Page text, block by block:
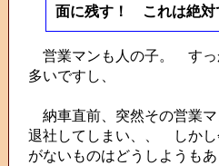
面に残す！ これは絶対
営業マンも人の子。 すっ
多いですし、
納車直前、突然その営業マ
退社してしまい、、 しかし
がないものはどうしようも